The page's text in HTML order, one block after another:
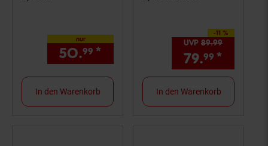
nur
50.99 * € Sternchen
In den Warenkorb
-11 %
Sie Sparen 11 Prozent,
UVP 89.99
79.99 *
In den Warenkorb